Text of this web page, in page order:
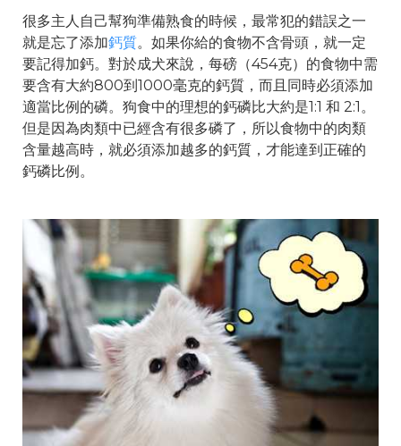
很多主人自己幫狗準備熟食的時候，最常犯的錯誤之一
就是忘了添加鈣質。如果你給的食物不含骨頭，就一定
要記得加鈣。對於成犬來說，每磅（454克）的食物中需
要含有大約800到1000毫克的鈣質，而且同時必須添加
適當比例的磷。狗食中的理想的鈣磷比大約是1:1 和 2:1。
但是因為肉類中已經含有很多磷了，所以食物中的肉類
含量越高時，就必須添加越多的鈣質，才能達到正確的
鈣磷比例。